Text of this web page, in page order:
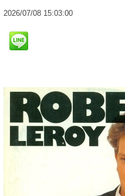
2026/07/08 15:03:00